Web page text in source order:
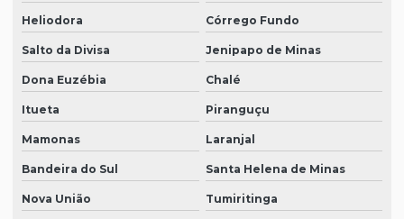
Heliodora Córrego Fundo
Salto da Divisa Jenipapo de Minas
Dona Euzébia Chalé
Itueta Piranguçu
Mamonas Laranjal
Bandeira do Sul Santa Helena de Minas
Nova União Tumiritinga